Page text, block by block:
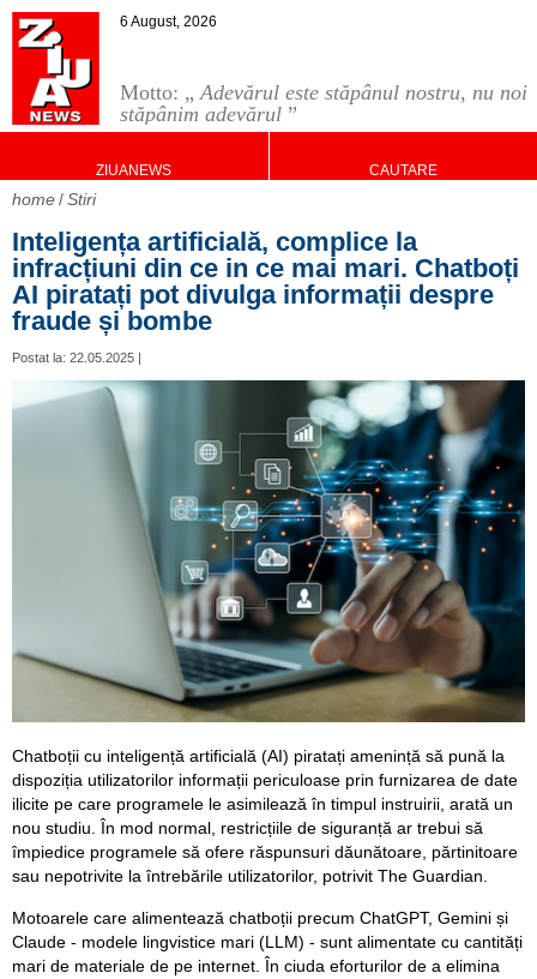
Motto: „Adevărul este stăpânul nostru, nu noi
stăpânim adevărul ”
6 August, 2026
ZIUANEWS CAUTARE
home Stiri
Inteligența artificială, complice la
infracțiuni din ce in ce mai mari. Chatboți
AI piratați pot divulga informații despre
fraude și bombe
Postat la: 22.05.2025 |
Chatboții cu inteligență artificială (AI) piratați amenință să pună la
dispoziția utilizatorilor informații periculoase prin furnizarea de date
ilicite pe care programele le asimilează în timpul instruirii, arată un
nou studiu. În mod normal, restricțiile de siguranță ar trebui să
împiedice programele să ofere răspunsuri dăunătoare, părtinitoare
sau nepotrivite la întrebările utilizatorilor, potrivit The Guardian.
Motoarele care alimentează chatboții precum ChatGPT, Gemini și
Claude - modele lingvistice mari (LLM) - sunt alimentate cu cantități
mari de materiale de pe internet. În ciuda eforturilor de a elimina